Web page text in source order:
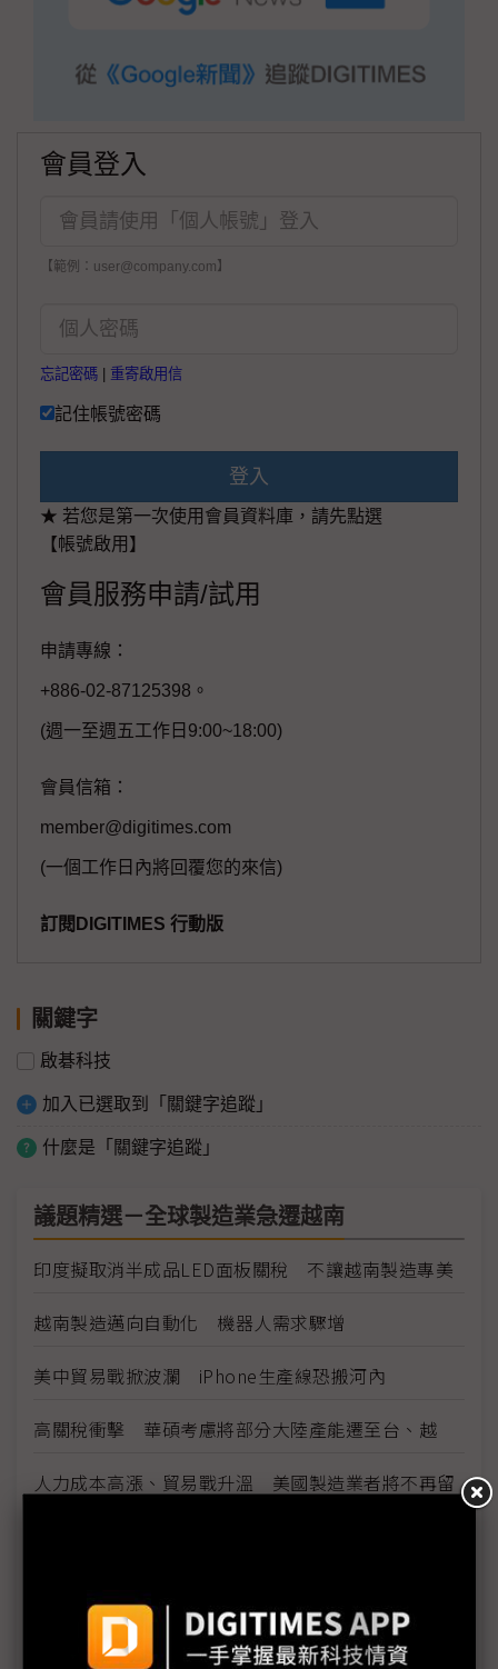
會員登入
【範例：user@company.com】
忘記密碼 重寄啟用信
記住帳號密碼
登入
★ 若您是第一次使用會員資料庫，請先點選
【帳號啟用】
會員服務申請/試用
申請專線：
+886-02-87125398。
(週一至週五工作日9:00~18:00)
會員信箱：
member@digitimes.com
(一個工作日內將回覆您的來信)
訂閱DIGITIMES 行動版
關鍵字
啟碁科技
加入已選取到「關鍵字追蹤」
什麼是「關鍵字追蹤」
議題精選－全球製造業急遷越南
印度擬取消半成品LED面板關稅 不讓越南製造專美
越南製造邁向自動化 機器人需求驟增
美中貿易戰掀波瀾 iPhone生產線恐搬河內
高關稅衝擊 華碩考慮將部分大陸產能遷至台、越
人力成本高漲、貿易戰升溫 美國製造業者將不再留
美國與南韓企業投資越南製藥及物流業